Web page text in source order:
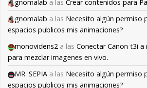
gnomalab a las Crear contenidos para
gnomalab a las Necesito algún permiso
espacios publicos mis animaciones?
monovidens2 a las Conectar Canon t3i a
para mezclar imagenes en vivo.
MR. SEPIA a las Necesito algún permiso
espacios publicos mis animaciones?